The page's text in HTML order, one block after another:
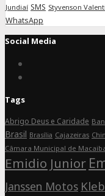
Jundiaí SMS Styvenson
WhatsApp
Social Media
Tags
Abrigo Deus e Caridade
Brasil Brasília Cajazeiras
Câmara Municipal de
Emidio Junior
Janssen Motos